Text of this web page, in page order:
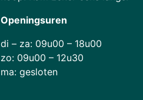
Openingsuren
di – za: 09u00 – 18u00
zo: 09u00 – 12u30
ma: gesloten